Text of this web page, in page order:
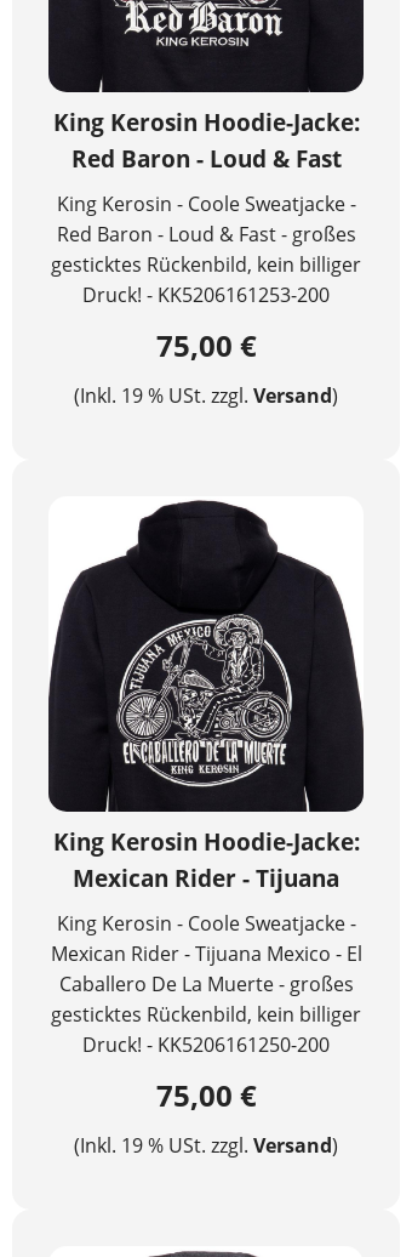
King Kerosin Hoodie-Jacke:
Red Baron - Loud & Fast
King Kerosin - Coole Sweatjacke -
Red Baron - Loud & Fast - großes
gesticktes Rückenbild, kein billiger
Druck! - KK5206161253-200
75,00 €
(Inkl. 19 % USt. zzgl. Versand)
King Kerosin Hoodie-Jacke:
Mexican Rider - Tijuana
King Kerosin - Coole Sweatjacke -
Mexican Rider - Tijuana Mexico - El
Caballero De La Muerte - großes
gesticktes Rückenbild, kein billiger
Druck! - KK5206161250-200
75,00 €
(Inkl. 19 % USt. zzgl. Versand)